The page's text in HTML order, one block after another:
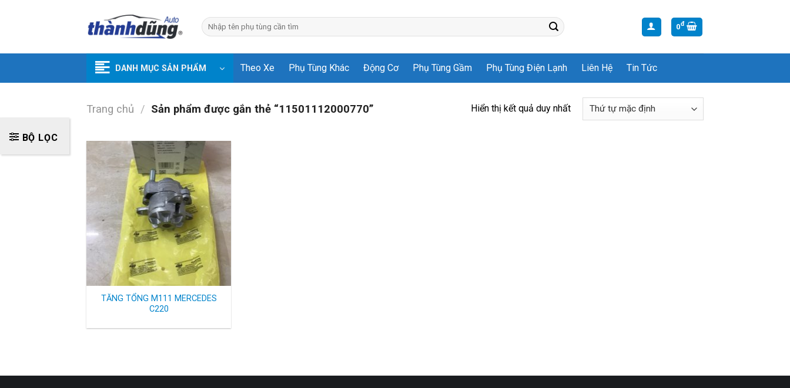
Tìm
kiếm:
0đ
DANH MỤC SẢN PHẨM Theo Xe Phụ Tùng Khác Động Cơ Phụ Tùng Gầm Phụ Tùng Điện Lạnh Liên Hệ Tin Tức
Trang chủ / Sản phẩm được gắn thẻ “11501112000770”
BỘ LỌC
Hiển thị kết quả duy nhất
TĂNG TỔNG M111 MERCEDES
C220